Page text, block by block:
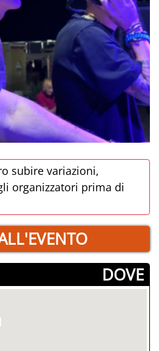
subire variazioni,
organizzatori prima di
­DOVE